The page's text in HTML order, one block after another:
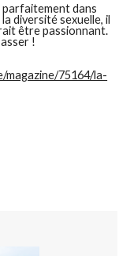
parfaitement dans
diversité sexuelle, il
être passionnant.
!
75164/la-